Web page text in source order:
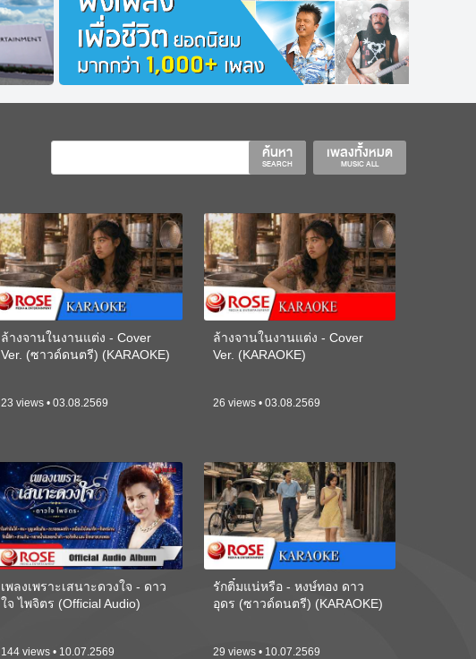
เพลงทั้งหมด
MUSIC ALL
ค้นหา
SEARCH
ล้างจานในงานแต่ง - Cover
Ver. (ซาวด์ดนตรี) (KARAOKE)
23 views • 03.08.2569
ล้างจานในงานแต่ง - Cover
Ver. (KARAOKE)
26 views • 03.08.2569
เพลงเพราะเสนาะดวงใจ - ดาว
ใจ ไพจิตร (Official Audio)
144 views • 10.07.2569
รักติ๋มแน่หรือ - หงษ์ทอง ดาว
อุดร (ซาวด์ดนตรี) (KARAOKE)
29 views • 10.07.2569